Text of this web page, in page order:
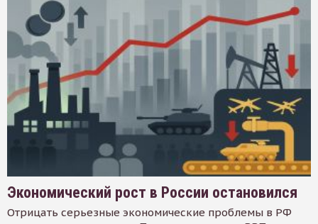
Экономический рост в России остановился
Отрицать серьезные экономические проблемы в РФ